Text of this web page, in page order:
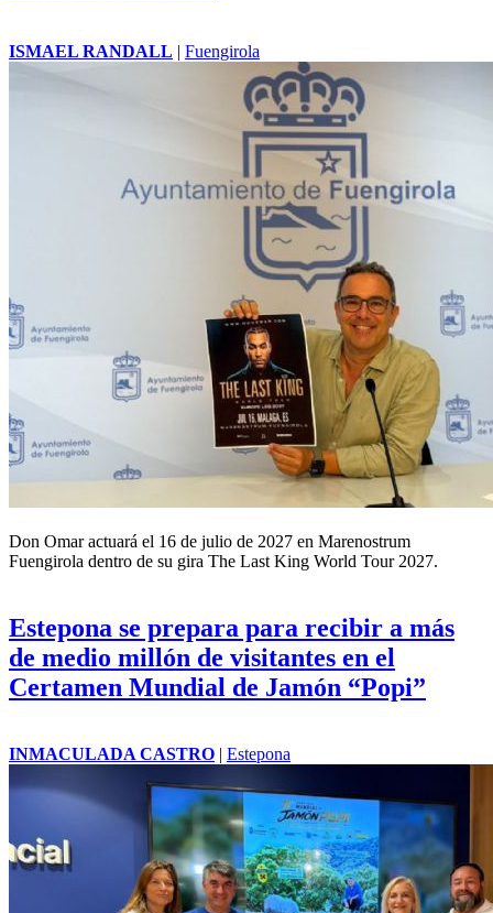
ISMAEL RANDALL | Fuengirola
Don Omar actuará el 16 de julio de 2027 en Marenostrum
Fuengirola dentro de su gira The Last King World Tour 2027.
Estepona se prepara para recibir a más
de medio millón de visitantes en el
Certamen Mundial de Jamón “Popi”
INMACULADA CASTRO | Estepona